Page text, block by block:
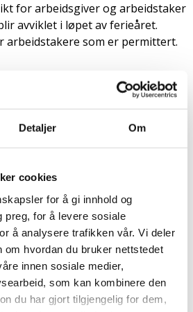
Detaljer Om
cookies
for å gi innhold og
preg, for å levere sosiale
å analysere trafikken vår. Vi deler
om hvordan du bruker nettstedet
innen sosiale medier,
som kan kombinere den
du har gjort tilgjengelig for dem,
for arbeidsgiver og arbeidstaker
avviklet i løpet av ferieåret.
arbeidstakere som er permittert.
på å vite om hva
eller fastsatt av
2 måneder før ferien tar til. Her
hinder for dette.
til endring av
til endring av fastsatt ferie er